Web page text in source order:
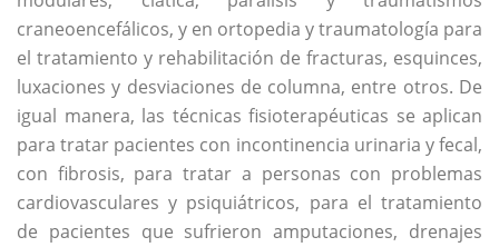
craneoencefálicos, y en ortopedia y traumatología para
el tratamiento y rehabilitación de fracturas, esquinces,
luxaciones y desviaciones de columna, entre otros. De
igual manera, las técnicas fisioterapéuticas se aplican
para tratar pacientes con incontinencia urinaria y fecal,
con fibrosis, para tratar a personas con problemas
cardiovasculares y psiquiátricos, para el tratamiento
de pacientes que sufrieron amputaciones, drenajes